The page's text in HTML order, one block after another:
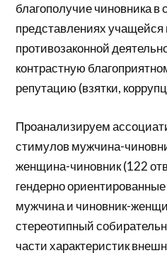
благополучие чиновника в
представлениях
противозаконной
контрастную
репутацию (взятки,
Проанализируем
стимулов мужчина-
женщина-чиновник (122
гендерно
мужчина и чиновник-
стереотипный
части характеристик